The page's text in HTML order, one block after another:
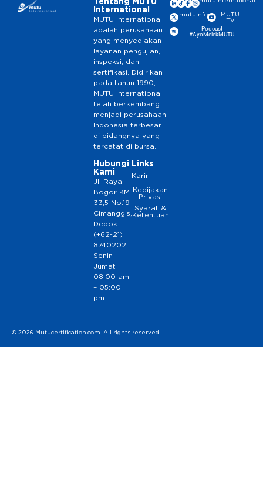
Tentang MUTU
International
MUTU International
adalah perusahaan
yang menyediakan
layanan pengujian,
inspeksi, dan
sertifikasi. Didirikan
pada tahun 1990,
MUTU International
telah berkembang
menjadi perusahaan
Indonesia terbesar
di bidangnya yang
tercatat di bursa.
Hubungi
Kami
Jl. Raya
Bogor KM
33,5 No.19
Cimanggis,
Depok
(+62-21)
8740202
Senin –
Jumat
08:00 am
– 05:00
pm
Links
Karir
Kebijakan
Privasi
Syarat &
Ketentuan
mutuinfo
MUTU
TV
Podcast
#AyoMelekMUTU
© 2026 Mutucertification.com. All rights reserved